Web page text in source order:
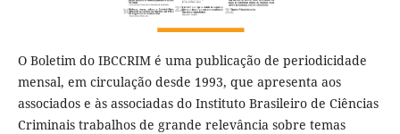
O Boletim do IBCCRIM é uma publicação de periodicidade
mensal, em circulação desde 1993, que apresenta aos
associados e às associadas do Instituto Brasileiro de Ciências
Criminais trabalhos de grande relevância sobre temas